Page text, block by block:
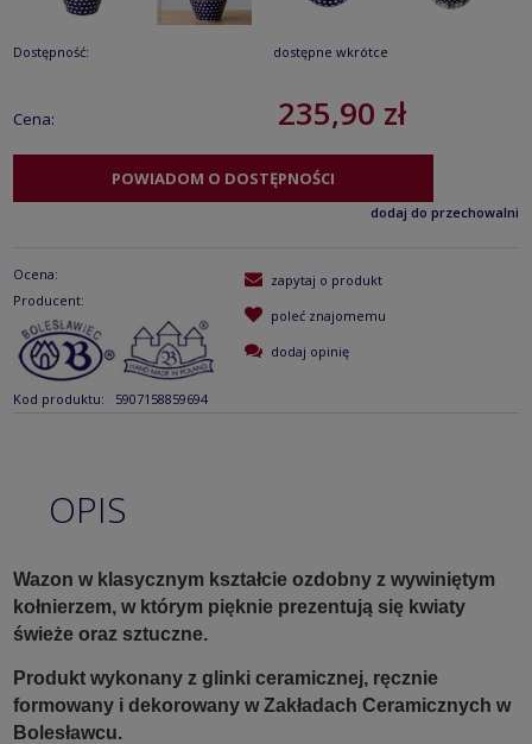
Dostępność: dostępne wkrótce
Cena: 235,90 zł
POWIADOM O DOSTĘPNOŚCI
dodaj do przechowalni
Ocena:
Producent:
Kod produktu: 5907158859694
zapytaj o produkt
poleć znajomemu
dodaj opinię
OPIS
Wazon w klasycznym kształcie ozdobny z wywiniętym
kołnierzem, w którym pięknie prezentują się kwiaty
świeże oraz sztuczne.
Produkt wykonany z glinki ceramicznej, ręcznie
formowany i dekorowany w Zakładach Ceramicznych w
Bolesławcu.